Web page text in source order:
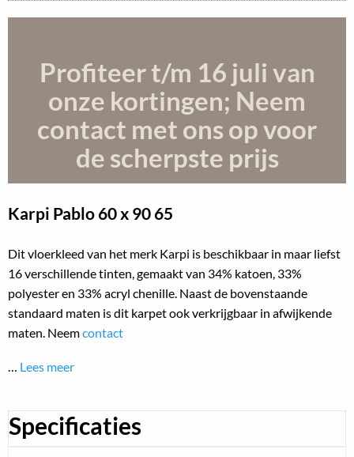
Profiteer t/m 16 juli van
onze kortingen; Neem
contact met ons op voor
de scherpste prijs
Karpi Pablo 60 x 90 65
Dit vloerkleed van het merk Karpi is beschikbaar in maar liefst
16 verschillende tinten, gemaakt van 34% katoen, 33%
polyester en 33% acryl chenille. Naast de bovenstaande
standaard maten is dit karpet ook verkrijgbaar in afwijkende
maten. Neemcontact
… Lees meer
Specificaties